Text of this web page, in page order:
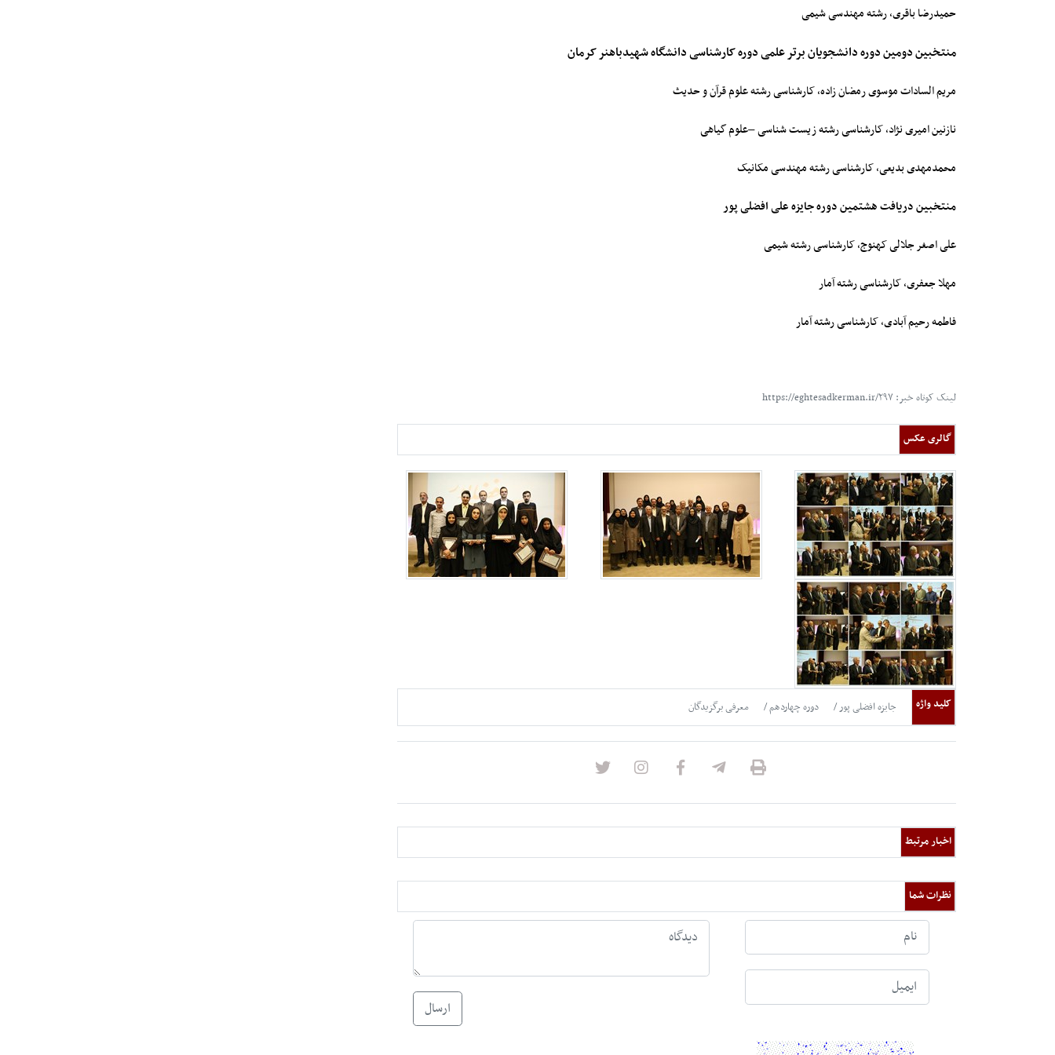
حمیدرضا باقری، رشته مهندسی شیمی
منتخبین دومین دوره دانشجویان برتر علمی دوره کارشناسی دانشگاه شهیدباهنر کرمان
مریم السادات موسوی رمضان زاده، کارشناسی رشته علوم قرآن و حدیث
نازنین امیری نژاد، کارشناسی رشته زیست شناسی –علوم گیاهی
محمدمهدی بدیعی، کارشناسی رشته مهندسی مکانیک
منتخبین دریافت هشتمین دوره جایزه علی افضلی پور
علی اصغر جلالی کهنوج، کارشناسی رشته شیمی
مهلا جعفری، کارشناسی رشته آمار
فاطمه رحیم آبادی، کارشناسی رشته آمار
لینک کوتاه خبر: https://eghtesadkerman.ir/۲۹۷
گالری عکس
کلید واژه جایزه افضلی پور دوره چهاردهم معرفی برگزیدگان
اخبار مرتبط
نظرات شما
ارسال